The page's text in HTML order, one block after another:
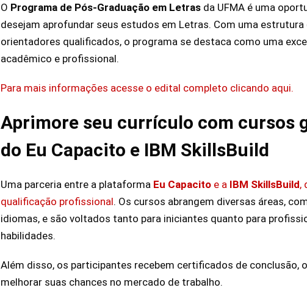
O Programa de Pós-Graduação em Letras da UFMA é uma
desejam aprofundar seus estudos em Letras. Com uma
orientadores qualificados, o programa se destaca como uma
acadêmico e profissional.
Para mais informações acesse o edital completo clicando aqui.
Aprimore seu currículo com cursos
do Eu Capacito e IBM SkillsBuild
Uma parceria entre a plataforma Eu Capacito e a IBM SkillsBuild,
qualificação profissional. Os cursos abrangem diversas áreas,
idiomas, e são voltados tanto para iniciantes quanto para
habilidades.
Além disso, os participantes recebem certificados de conclusão,
melhorar suas chances no mercado de trabalho.